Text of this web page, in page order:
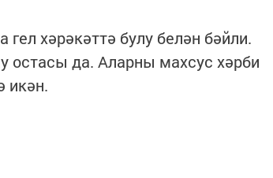
хәрәкәттә булу белән бәйли.
остасы да. Аларны махсус хәрби
икән.